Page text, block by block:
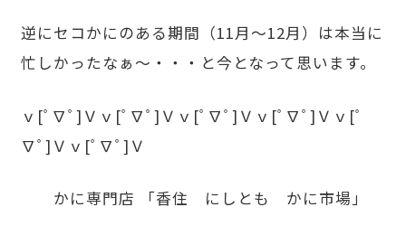
逆にセコかにのある期間（11月～12月）は本当に
忙しかったなぁ～・・・と今となって思います。
ｖ[ﾟ∇ﾟ]Ｖｖ[ﾟ∇ﾟ]Ｖｖ[ﾟ∇ﾟ]Ｖｖ[ﾟ∇ﾟ]Ｖｖ[ﾟ
∇ﾟ]Ｖｖ[ﾟ∇ﾟ]Ｖ
かに専門店 「香住 にしとも かに市場」